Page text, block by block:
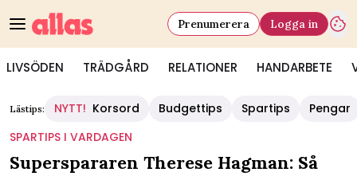
LIVSÖDEN TRÄDGÅRD RELATIONER HANDARBETE
Prenumerera Logga in
Lästips: NYTT! Korsord Budgettips Spartips
Pengar
SPARTIPS I VARDAGEN
Superspararen Therese Hagman: Så